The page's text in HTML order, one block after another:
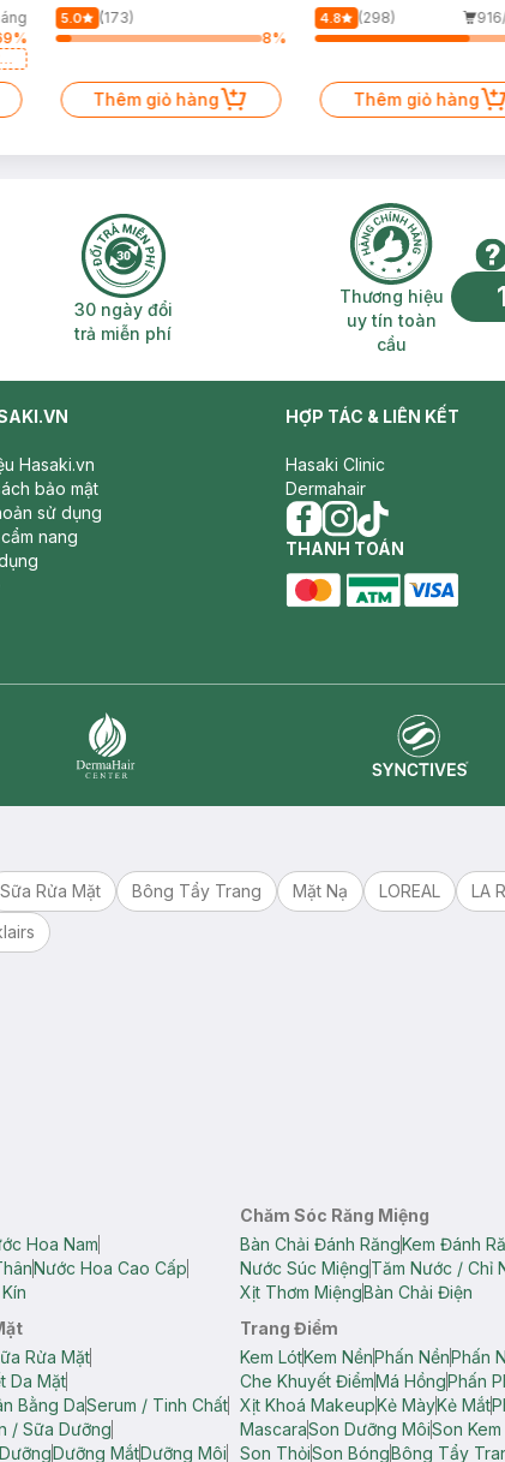
%
150ml
5.0
(173)
8%
Thêm giỏ hàng
4.8 (298)
Thêm giỏ hàng
phí 2H 30 ngày đổi trả miễn phí
30 ngày đổi
trả miễn phí
Thương
Thương hiệu
uy tín toàn
cầu
Hasaki.vn
bảo mật
sử dụng
nang
HỢP TÁC & LIÊN KẾT
Hasaki Clinic
Dermahair
facebook
instagram
tiktok
THANH TOÁN
Sữa Rửa Mặt Bông Tẩy Trang Mặt Nạ LOREAL LA
Hoa Nam
Nước Hoa Cao Cấp
Chăm Sóc Răng Miệng
Bàn Chải Đánh RăngKem Đánh
Nước Súc MiệngTăm Nước / Chỉ
Xịt Thơm MiệngBàn Chải Điện
Rửa Mặt
Da Mặt
Bằng DaSerum / Tinh Chất
/ Sữa Dưỡng
Dưỡng MắtDưỡng Môi
Trang Điểm
Kem LótKem NềnPhấn NềnPhấn
Che Khuyết ĐiểmMá HồngPhấn
Xịt Khoá MakeupKẻ MàyKẻ Mắt
MascaraSon Dưỡng MôiSon
Son ThỏiSon BóngBông Tẩy